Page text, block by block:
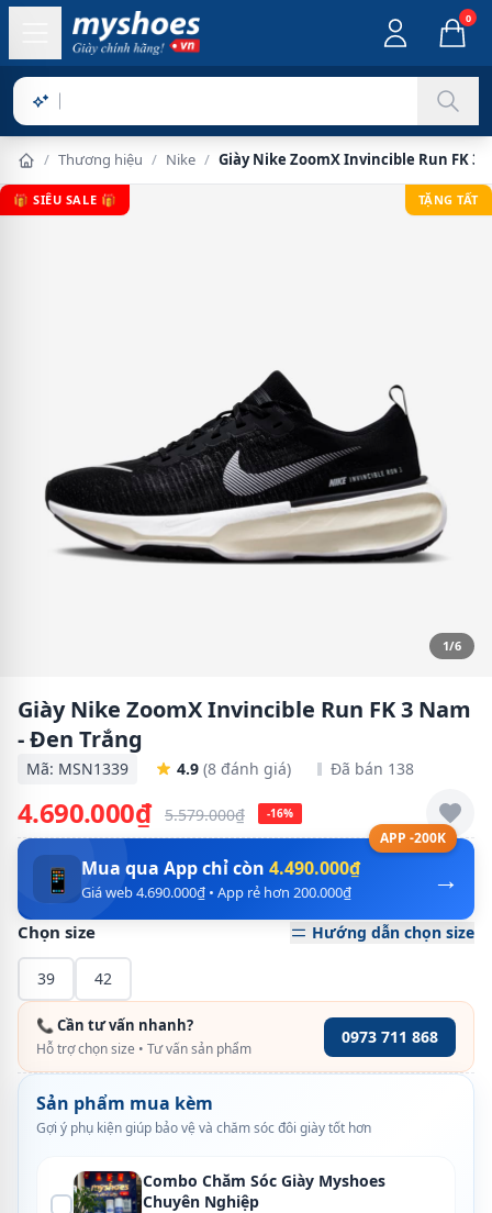
0
Sản
/ Thương hiệu / Nike / Giày Nike ZoomX Invincible Run FK 3
🎁 SIÊU SALE 🎁 TẶNG TẤT
1/6
Giày Nike ZoomX Invincible Run FK 3 Nam
- Đen Trắng
Mã: MSN1339 4.9 (8 đánh giá) Đã bán 138
4.690.000₫ 5.579.000₫ -16%
APP -200K
→
📱 Mua qua App chỉ còn 4.490.000₫
Giá web 4.690.000₫ • App rẻ hơn 200.000₫
Chọn size Hướng dẫn chọn size
39 42
📞 Cần tư vấn nhanh?
Hỗ trợ chọn size • Tư vấn sản phẩm
0973 711 868
Sản phẩm mua kèm
Gợi ý phụ kiện giúp bảo vệ và chăm sóc đôi giày tốt hơn
Combo Chăm Sóc Giày Myshoes
Chuyên Nghiệp